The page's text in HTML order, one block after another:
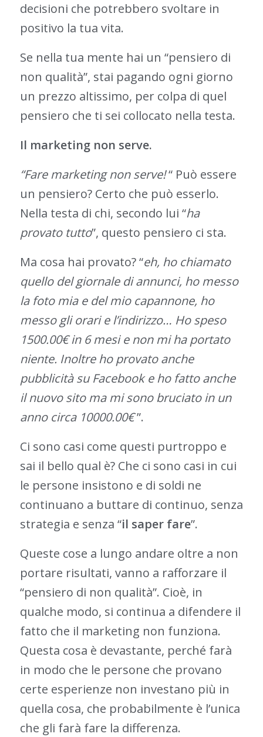
decisioni che potrebbero svoltare in
positivo la tua vita.
Se nella tua mente hai un “pensiero di
non qualità”, stai pagando ogni giorno
un prezzo altissimo, per colpa di quel
pensiero che ti sei collocato nella testa.
Il marketing non serve.
“Fare marketing non serve!“ Può essere
un pensiero? Certo che può esserlo.
Nella testa di chi, secondo lui “ha
provato tutto”, questo pensiero ci sta.
Ma cosa hai provato? “eh, ho chiamato
quello del giornale di annunci, ho messo
la foto mia e del mio capannone, ho
messo gli orari e l’indirizzo… Ho speso
1500.00€ in 6 mesi e non mi ha portato
niente. Inoltre ho provato anche
pubblicità su Facebook e ho fatto anche
il nuovo sito ma mi sono bruciato in un
anno circa 10000.00€”.
Ci sono casi come questi purtroppo e
sai il bello qual è? Che ci sono casi in cui
le persone insistono e di soldi ne
continuano a buttare di continuo, senza
strategia e senza “il saper fare”.
Queste cose a lungo andare oltre a non
portare risultati, vanno a rafforzare il
“pensiero di non qualità”. Cioè, in
qualche modo, si continua a difendere il
fatto che il marketing non funziona.
Questa cosa è devastante, perché farà
in modo che le persone che provano
certe esperienze non investano più in
quella cosa, che probabilmente è l’unica
che gli farà fare la differenza.